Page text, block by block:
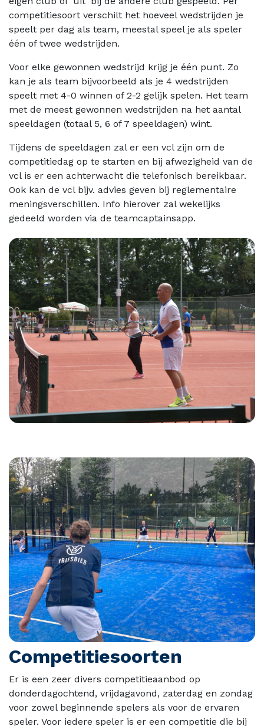
competitiesoort verschilt het hoeveel wedstrijden je
speelt per dag als team, meestal speel je als speler
één of twee wedstrijden.
Voor elke gewonnen wedstrijd krijg je één punt. Zo
kan je als team bijvoorbeeld als je 4 wedstrijden
speelt met 4-0 winnen of 2-2 gelijk spelen. Het team
met de meest gewonnen wedstrijden na het aantal
speeldagen (totaal 5, 6 of 7 speeldagen) wint.
Tijdens de speeldagen zal er een vcl zijn om de
competitiedag op te starten en bij afwezigheid van de
vcl is er een achterwacht die telefonisch bereikbaar.
Ook kan de vcl bijv. advies geven bij reglementaire
meningsverschillen. Info hierover zal wekelijks
gedeeld worden via de teamcaptainsapp.
Competitiesoorten
Er is een zeer divers competitieaanbod op
donderdagochtend, vrijdagavond, zaterdag en zondag
voor zowel beginnende spelers als voor de ervaren
speler. Voor iedere speler is er een competitie die bij